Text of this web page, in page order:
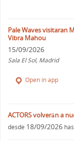
Pale Waves visitaran
Vibra Mahou
15/09/2026
Sala El Sol, Madrid
Open in app
ACTORS volverán a
desde 18/09/2026